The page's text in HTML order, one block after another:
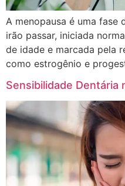
A menopausa é uma fase
irão passar, iniciada
de idade e marcada pela
como estrogênio e
Sensibilidade Dentária